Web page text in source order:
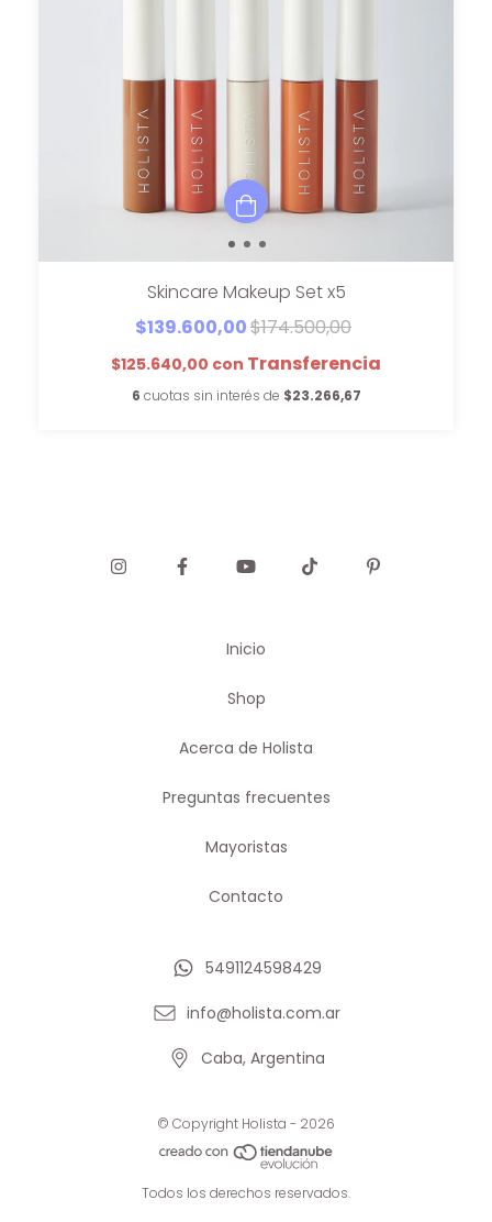
Skincare Makeup Set x5
$139.600,00$174.500,00
$125.640,00 con
6 cuotas sin interés de $23.266,67
Inicio
Shop
Acerca de Holista
Preguntas frecuentes
Mayoristas
Contacto
5491124598429
info@holista.com.ar
Caba, Argentina
© Copyright Holista - 2026
Todos los derechos reservados.